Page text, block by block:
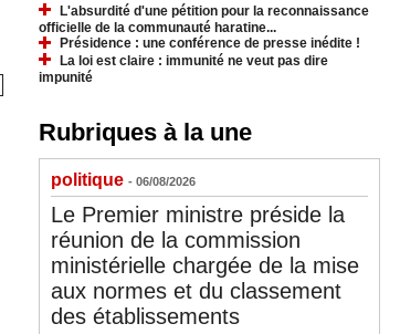
L'absurdité d'une pétition pour la reconnaissance
officielle de la communauté haratine...
Présidence : une conférence de presse inédite !
La loi est claire : immunité ne veut pas dire
impunité
Rubriques à la une
politique - 06/08/2026
Le Premier ministre préside la
réunion de la commission
ministérielle chargée de la mise
aux normes et du classement
des établissements